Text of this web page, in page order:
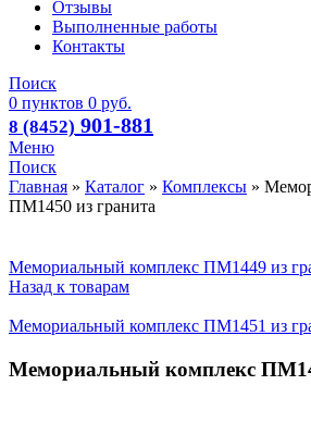
Отзывы
Выполненные работы
Контакты
Поиск
0 пунктов 0 руб.
8 (8452) 901-881
Меню
Поиск
Главная » Каталог » Комплексы »
ПМ1450 из гранита
Мемориальный комплекс ПМ1449 из
Назад к товарам
Мемориальный комплекс ПМ1451 из
Мемориальный комплекс